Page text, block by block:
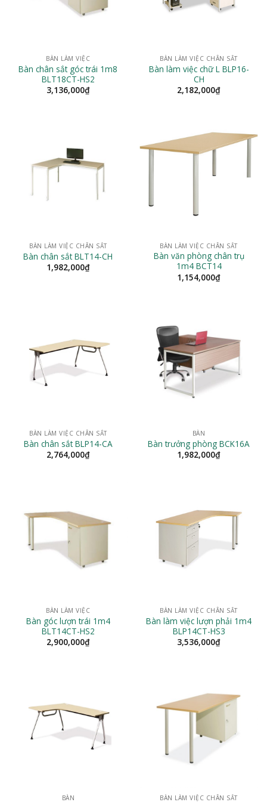
BÀN LÀM VIỆC
Bàn chân sắt góc trái 1m8
BLT18CT-HS2
3,136,000₫
BÀN LÀM VIỆC CHÂN SẮT
Bàn làm việc chữ L BLP16-
CH
2,182,000₫
BÀN LÀM VIỆC CHÂN SẮT
Bàn chân sắt BLT14-CH
1,982,000₫
BÀN LÀM VIỆC CHÂN SẮT
Bàn văn phòng chân trụ
1m4 BCT14
1,154,000₫
BÀN LÀM VIỆC CHÂN SẮT
Bàn chân sắt BLP14-CA
2,764,000₫
BÀN
Bàn trưởng phòng BCK16A
1,982,000₫
BÀN LÀM VIỆC
Bàn góc lượn trái 1m4
BLT14CT-HS2
2,900,000₫
BÀN LÀM VIỆC CHÂN SẮT
Bàn làm việc lượn phải 1m4
BLP14CT-HS3
3,536,000₫
BÀN BÀN LÀM VIỆC CHÂN SẮT